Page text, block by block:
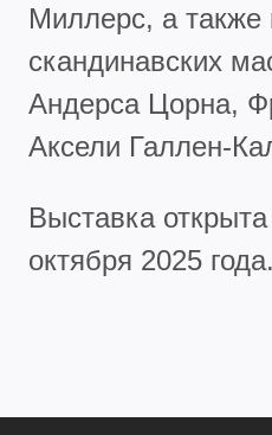
Миллерс, а также
скандинавских
Андерса Цорна,
Аксели Галлен-
Выставка
октября 2025 года.